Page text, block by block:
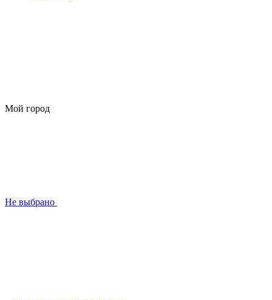
Мой город
Не выбрано